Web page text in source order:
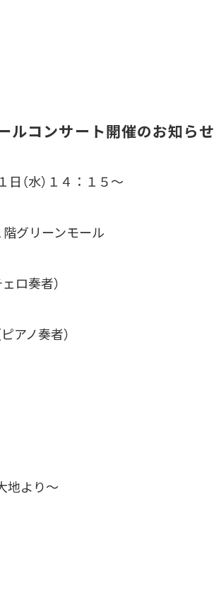
ルコンサート開催のお知らせ
日（水）１４：１５～
階グリーンモール
ロ奏者）
ノ奏者）
地より～